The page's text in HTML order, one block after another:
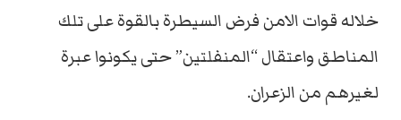
خلاله قوات الامن فرض السيطرة بالقوة على تلك
المناطق واعتقال “المنفلتين” حتى يكونوا عبرة
لغيرهم من الزعران.